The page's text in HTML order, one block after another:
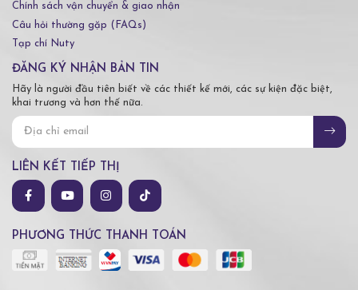
Chính sách vận chuyển & giao nhận
Câu hỏi thường gặp (FAQs)
Tạp chí Nuty
ĐĂNG KÝ NHẬN BẢN TIN
Hãy là người đầu tiên biết về các thiết kế mới, các sự kiện đặc biệt,
khai trương và hơn thế nữa.
LIÊN KẾT TIẾP THỊ
PHƯƠNG THỨC THANH TOÁN